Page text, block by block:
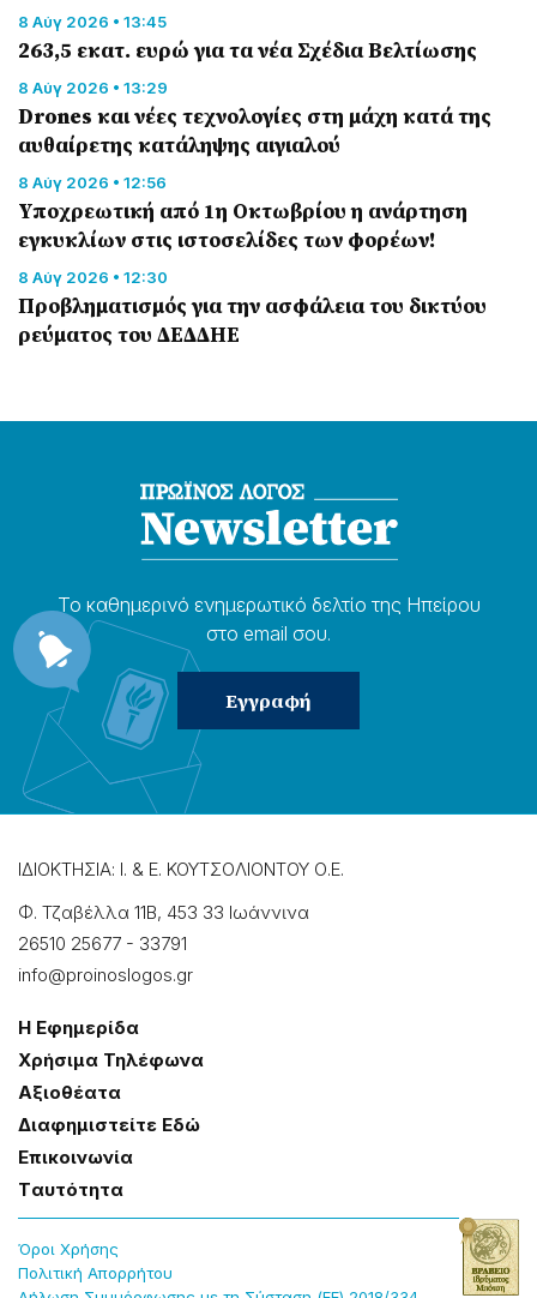
8 Αύγ 2026 • 13:45
263,5 εκατ. ευρώ για τα νέα Σχέδια Βελτίωσης
8 Αύγ 2026 • 13:29
Drones και νέες τεχνολογίες στη μάχη κατά της
αυθαίρετης κατάληψης αιγιαλού
8 Αύγ 2026 • 12:56
Υποχρεωτική από 1η Οκτωβρίου η ανάρτηση
εγκυκλίων στις ιστοσελίδες των φορέων!
8 Αύγ 2026 • 12:30
Προβληματισμός για την ασφάλεια του δικτύου
ρεύματος του ΔΕΔΔΗΕ
Το καθημερɩνό ενημερωτɩκό δελτίο της Ηπείρου
στο email σου.
ΙΔΙΟΚΤΗΣΙΑ: Ι. & Ε. ΚΟΥΤΣΟΛΙΟΝΤΟΥ Ο.Ε.
Φ. Τζαβέλλα 11Β, 453 33 Ιωάννɩνα
26510 25677 - 33791
info@proinoslogos.gr
Η Εφημερίδα
Χρήσɩμα Τηλέφωνα
Αξɩοθέατα
Δɩαφημɩστείτε Εδώ
Επɩκοɩνωνία
Tαυτότητα
Όροɩ Χρήσης
Πολɩτɩκή Απορρήτου